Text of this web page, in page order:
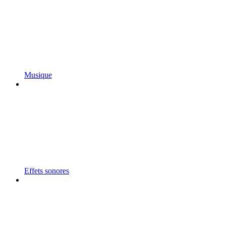
Musique
Effets sonores